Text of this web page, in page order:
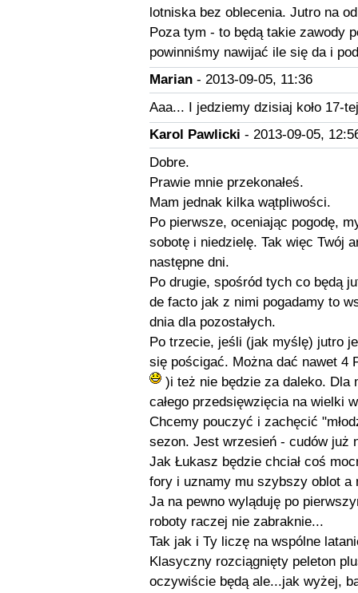
lotniska bez oblecenia. Jutro na
Poza tym - to będą takie zawody
powinniśmy nawijać ile się da i
Marian- 2013-09-05, 11:36
Aaa... I jedziemy dzisiaj koło 17-
Karol Pawlicki - 2013-09-05,
Dobre.
Prawie mnie przekonałeś.
Mam jednak kilka wątpliwości.
Po pierwsze, oceniając pogodę,
sobotę i niedzielę. Tak więc Twój
następne dni.
Po drugie, spośród tych co będą
de facto jak z nimi pogadamy to
dnia dla pozostałych.
Po trzecie, jeśli (jak myślę) jutro
się pościgać. Można dać nawet 4
)i też nie będzie za daleko. Dla
całego przedsięwzięcia na wielki
Chcemy pouczyć i zachęcić
sezon. Jest wrzesień - cudów już
Jak Łukasz będzie chciał coś
fory i uznamy mu szybszy oblot a
Ja na pewno wyląduję po
roboty raczej nie zabraknie...
Tak jak i Ty liczę na wspólne
Klasyczny rozciągnięty peleton
oczywiście będą ale...jak wyżej,